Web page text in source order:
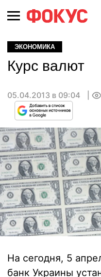
ЭКОНОМИКА
Курс валют
05.04.2013 в 09:04
На сегодня, 5
банк Украины